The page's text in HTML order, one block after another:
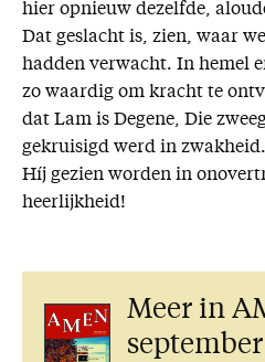
hier opnieuw dezelfde,
Dat geslacht is, zien, waar
hadden verwacht. In hemel
zo waardig om kracht te
dat Lam is Degene, Die
gekruisigd werd in
Híj gezien worden in
heerlijkheid!
Meer in